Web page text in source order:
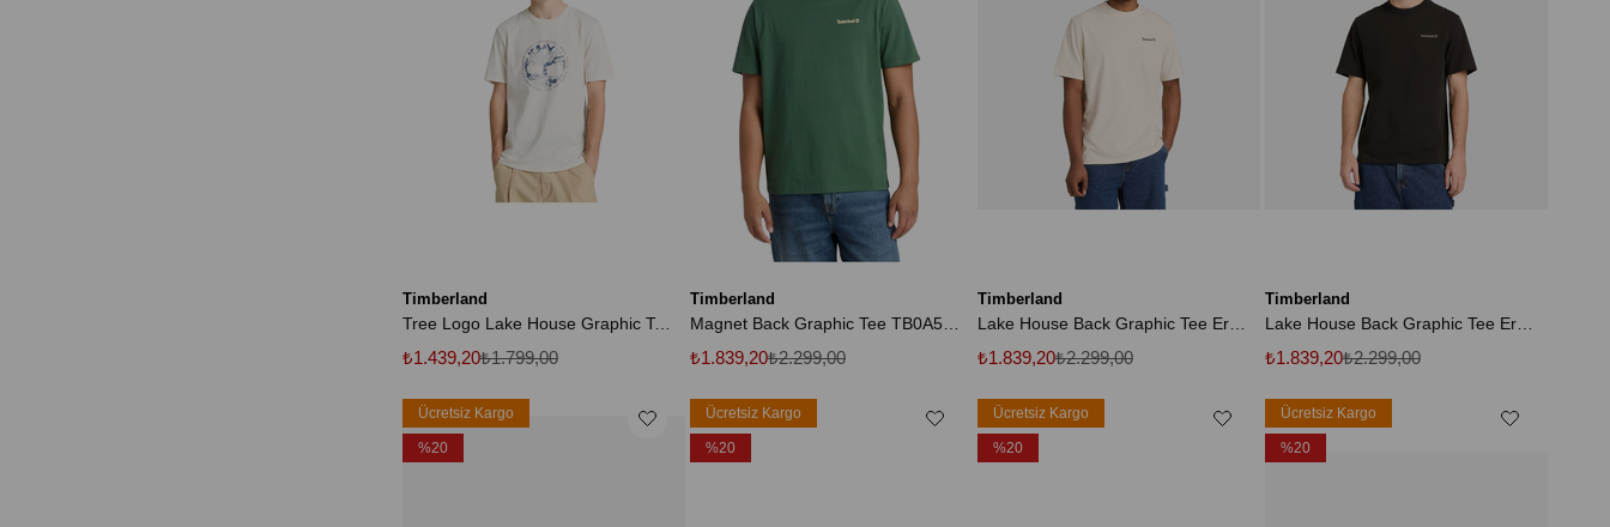
Timberland
Tree Logo Lake House Graphic Tee Erkek Bej Tshirt Tb0a5mvrcm91
₺1.439,20₺1.799,00
Timberland
₺1.839,20₺2.299,00
Timberland
Lake House Back Graphic Tee Erkek Beyaz Tshirt Tb0a5mkycm91
₺1.839,20₺2.299,00
Timberland
Lake House Back Graphic Tee Erkek Siyah Tshirt Tb0a5mky0011
₺1.839,20₺2.299,00
Ücretsiz Kargo
%20
Ücretsiz Kargo
%20
Ücretsiz Kargo
%20
Ücretsiz Kargo
%20